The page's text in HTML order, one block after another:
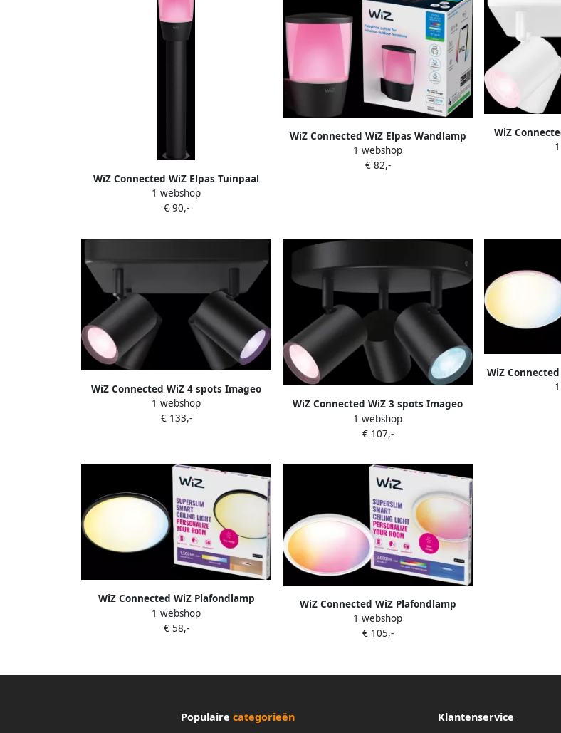
WiZ Connected WiZ Elpas Tuinpaal
Gekleurd en wit licht Zwart
uitbreiding
1 webshop
€ 90,-
WiZ Connected WiZ Elpas Wandlamp
buiten Gekleurd en Wit licht Zwart
1 webshop
€ 82,-
WiZ
vierkant
WiZ Connected WiZ 4 spots Imageo
vierkant Gekleurd en Wit licht GU10
zwart
1 webshop
€ 133,-
WiZ Connected WiZ 3 spots Imageo
rond Gekleurd en Wit licht GU10 zwart
1 webshop
€ 107,-
WiZ
WiZ Connected WiZ Plafondlamp
SuperSlim alle tinten wit licht zwart
1 webshop
€ 58,-
WiZ Connected WiZ Plafondlamp
SuperSlim Wit Gekleurd en Wit licht
1 webshop
€ 105,-
Populaire categorieën Klantenservice